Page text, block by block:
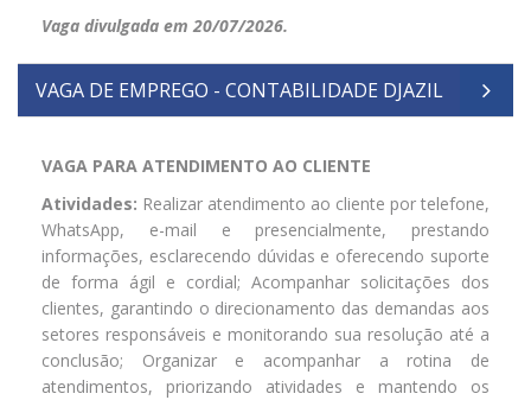
Vaga divulgada em 20/07/2026.
VAGA DE EMPREGO - CONTABILIDADE DJAZIL
VAGA PARA ATENDIMENTO AO CLIENTE
Atividades: Realizar atendimento ao cliente por telefone,
WhatsApp, e-mail e presencialmente, prestando
informações, esclarecendo dúvidas e oferecendo suporte
de forma ágil e cordial; Acompanhar solicitações dos
clientes, garantindo o direcionamento das demandas aos
setores responsáveis e monitorando sua resolução até a
conclusão; Organizar e acompanhar a rotina de
atendimentos, priorizando atividades e mantendo os